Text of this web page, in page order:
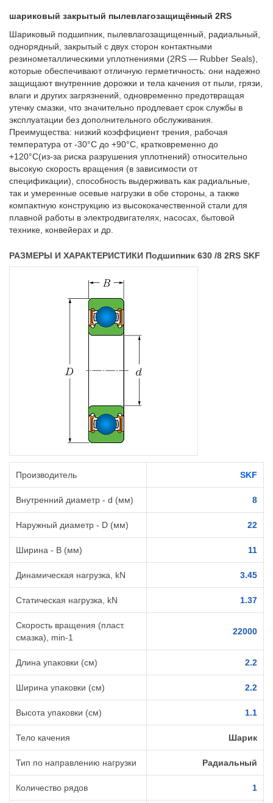
шариковый закрытый пылевлагозащищённый 2RS
Шариковый подшипник, пылевлагозащищенный, радиальный,
однорядный, закрытый с двух сторон контактными
резинометаллическими уплотнениями (2RS — Rubber Seals),
которые обеспечивают отличную герметичность: они надежно
защищают внутренние дорожки и тела качения от пыли, грязи,
влаги и других загрязнений, одновременно предотвращая
утечку смазки, что значительно продлевает срок службы в
эксплуатации без дополнительного обслуживания.
Преимущества: низкий коэффициент трения, рабочая
температура от -30°C до +90°C, кратковременно до
+120°C(из-за риска разрушения уплотнений) относительно
высокую скорость вращения (в зависимости от
спецификации), способность выдерживать как радиальные,
так и умеренные осевые нагрузки в обе стороны, а также
компактную конструкцию из высококачественной стали для
плавной работы в электродвигателях, насосах, бытовой
технике, конвейерах и др.
РАЗМЕРЫ И ХАРАКТЕРИСТИКИ Подшипник 630 /8 2RS SKF
Производитель SKF
Внутренний диаметр - d (мм) 8
Наружный диаметр - D (мм) 22
Ширина - B (мм) 11
Динамическая нагрузка, kN 3.45
Статическая нагрузка, kN 1.37
Скорость вращения (пласт.
смазка), min-1
22000
Длина упаковки (см) 2.2
Ширина упаковки (см) 2.2
Высота упаковки (см) 1.1
Тело качения Шарик
Тип по направлению нагрузки Радиальный
Количество рядов 1